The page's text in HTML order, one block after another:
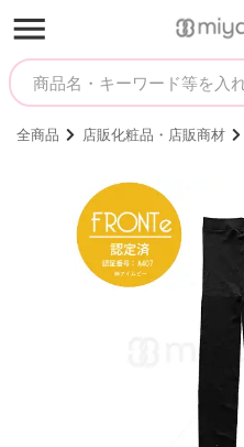
全商品 店販化粧品・店販商材